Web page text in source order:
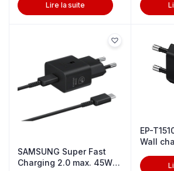
Lire la suite
SAMSUNG Super Fast
Charging 2.0 max. 45W
EP-
Wall